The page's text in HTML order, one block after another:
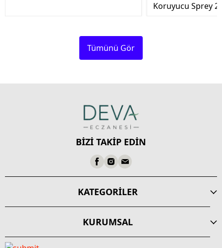
Koruyucu Sprey
Tümünü Gör
BİZİ TAKİP EDİN
KATEGORİLER
KURUMSAL